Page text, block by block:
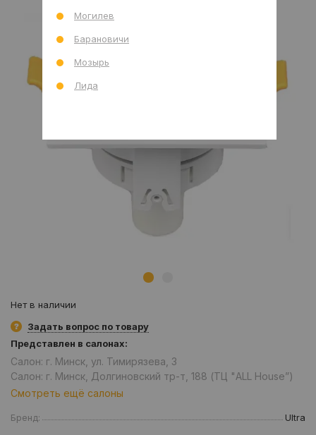
Нет в наличии
Задать вопрос по товару
Представлен в салонах:
Салон: г. Минск, ул. Тимирязева, 3
Салон: г. Минск, Долгиновский тр-т, 188 (ТЦ "ALL House”)
Смотреть ещё салоны
Бренд: Ultra
Могилев
Барановичи
Мозырь
Лида